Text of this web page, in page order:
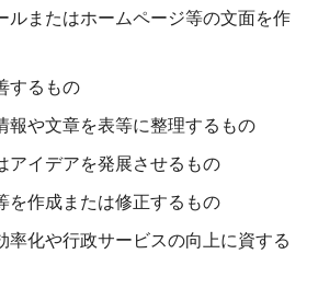
ルまたはホームページ等の文面を作
するもの
報や文章を表等に整理するもの
アイデアを発展させるもの
を作成または修正するもの
率化や行政サービスの向上に資する